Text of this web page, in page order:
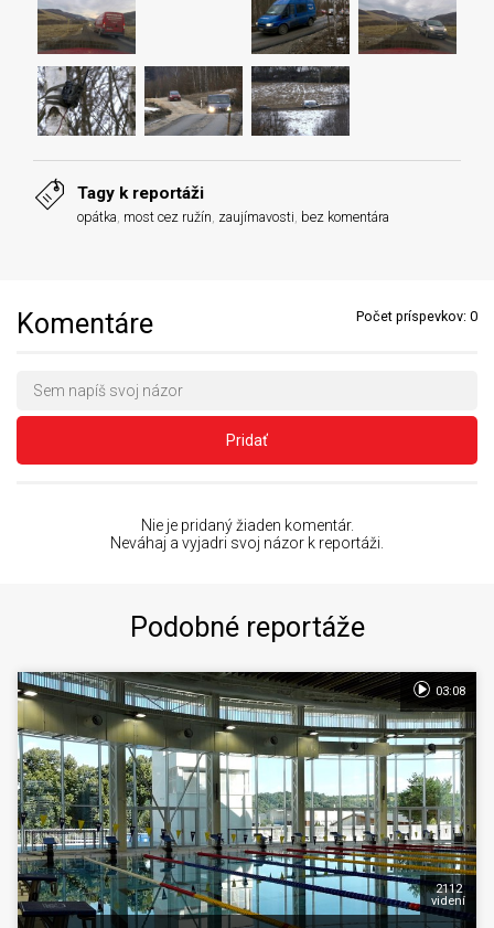
Tagy k reportáži
opátka, most cez ružín, zaujímavosti, bez komentára
Komentáre Počet príspevkov: 0
Pridať
Nie je pridaný žiaden komentár.
Neváhaj a vyjadri svoj názor k reportáži.
Podobné reportáže
2112
videní
03:08